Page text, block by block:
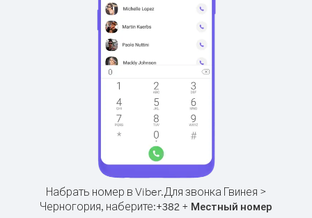
Набрать номер в Viber.Для звонка Гвинея >
Черногория, наберите:+382 + Местный номер